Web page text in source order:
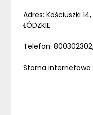
Adres: Kościuszki
ŁÓDZKIE
Telefon:
Storna